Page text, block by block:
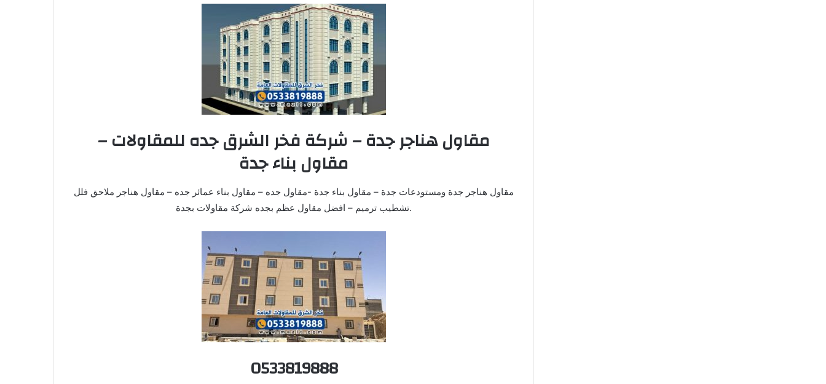
مقاول هناجر جدة – شركة فخر الشرق جده للمقاولات –
مقاول بناء جدة
مقاول هناجر جدة ومستودعات جدة – مقاول بناء جدة -مقاول جده – مقاول بناء عمائر جده – مقاول هناجر ملاحق فلل
تشطيب ترميم – افضل مقاول عظم بجده شركة مقاولات بجدة.
0533819888